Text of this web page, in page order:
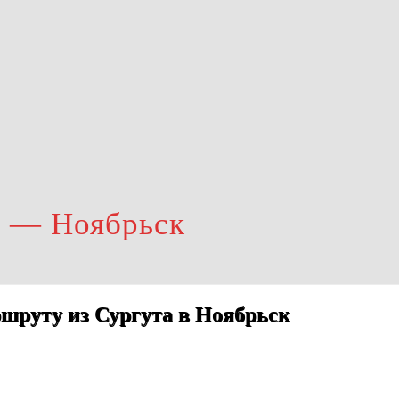
— Ноябрьск
из Сургута в Ноябрьск